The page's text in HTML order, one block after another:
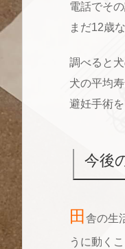
電話でそ
まだ12歳
調べると
犬の平均
避妊手術
今後
田 舎の生
うに動く